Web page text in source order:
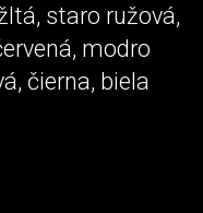
staro ružová,
modro
čierna, biela